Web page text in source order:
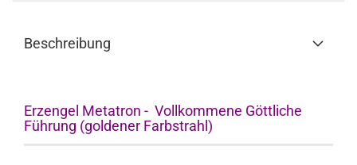
Beschreibung
Erzengel Metatron - Vollkommene Göttliche
Führung (goldener Farbstrahl)